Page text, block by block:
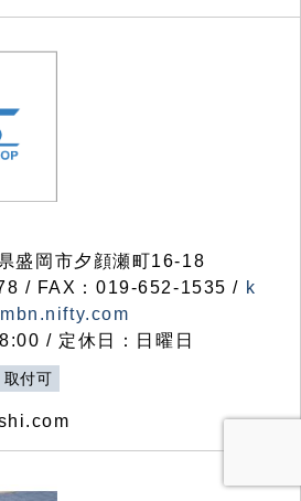
岡市夕顔瀬町16-18
/ FAX：019-652-1535 / k
/ 定休日：日曜日
取付可